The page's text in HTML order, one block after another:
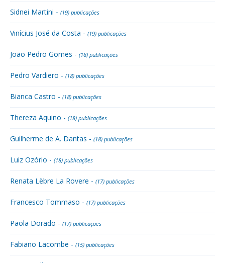
Sidnei Martini - (19) publicações
Vinícius José da Costa - (19) publicações
João Pedro Gomes - (18) publicações
Pedro Vardiero - (18) publicações
Bianca Castro - (18) publicações
Thereza Aquino - (18) publicações
Guilherme de A. Dantas - (18) publicações
Luiz Ozório - (18) publicações
Renata Lèbre La Rovere - (17) publicações
Francesco Tommaso - (17) publicações
Paola Dorado - (17) publicações
Fabiano Lacombe - (15) publicações